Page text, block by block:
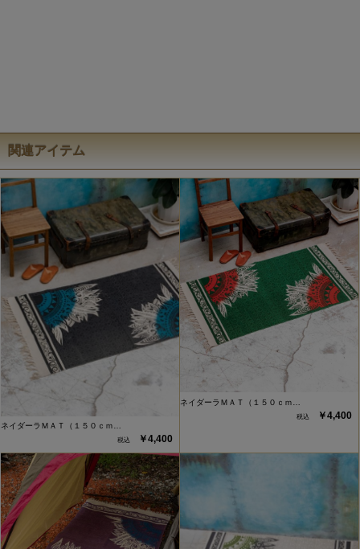
関連アイテム
ネイダーラＭＡＴ（１５０ｃｍ…
￥4,400
ネイダーラＭＡＴ（１５０ｃｍ…
￥4,400